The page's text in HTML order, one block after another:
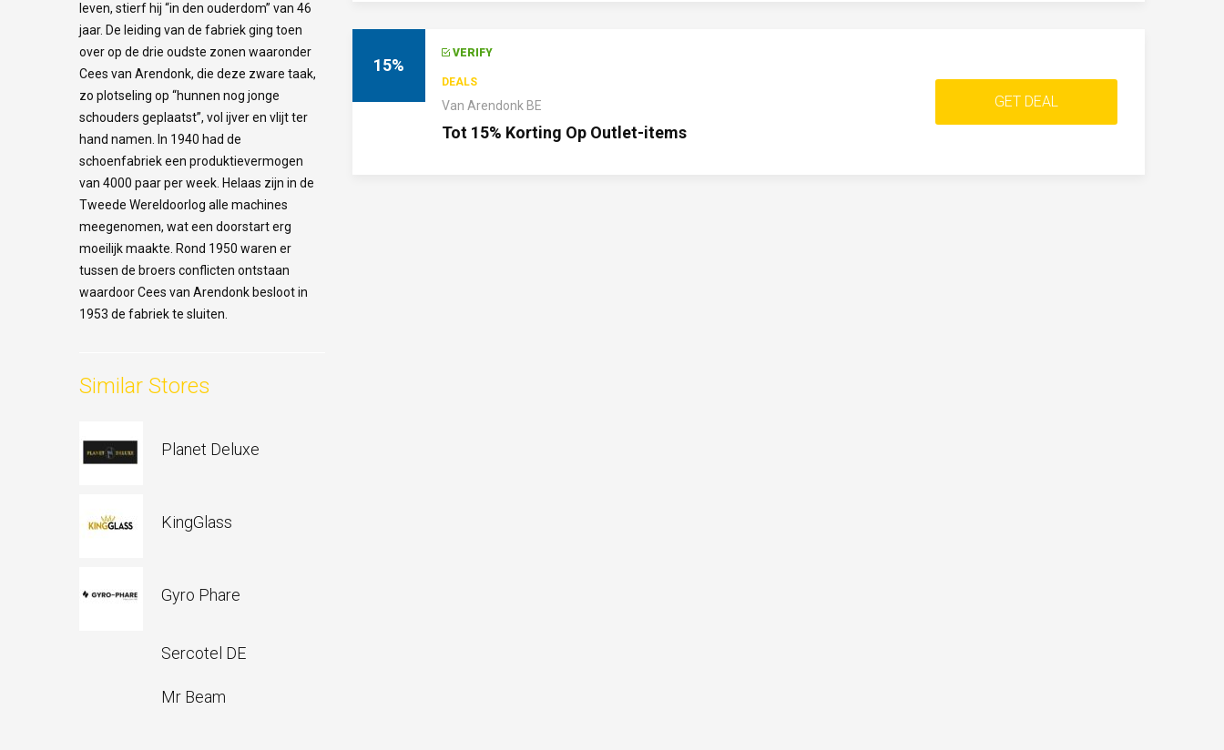
15%
VERIFY
DEALS
Van Arendonk BE
Tot 15% Korting Op Outlet-items
GET DEAL
leven, stierf hij “in den ouderdom” van 46
jaar. De leiding van de fabriek ging toen
over op de drie oudste zonen waaronder
Cees van Arendonk, die deze zware taak,
zo plotseling op “hunnen nog jonge
schouders geplaatst”, vol ijver en vlijt ter
hand namen. In 1940 had de
schoenfabriek een produktievermogen
van 4000 paar per week. Helaas zijn in de
Tweede Wereldoorlog alle machines
meegenomen, wat een doorstart erg
moeilijk maakte. Rond 1950 waren er
tussen de broers conflicten ontstaan
waardoor Cees van Arendonk besloot in
1953 de fabriek te sluiten.
Similar Stores
Planet Deluxe
KingGlass
Gyro Phare
Sercotel DE
Mr Beam